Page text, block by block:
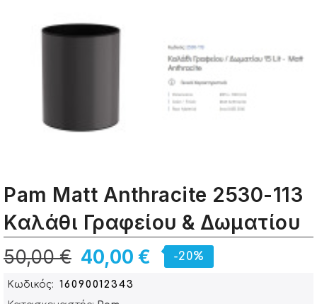
Pam Matt Anthracite 2530-113
Καλάθι Γραφείου & Δωματίου
40,00 €
50,00 € -20%
Κωδικός
16090012343